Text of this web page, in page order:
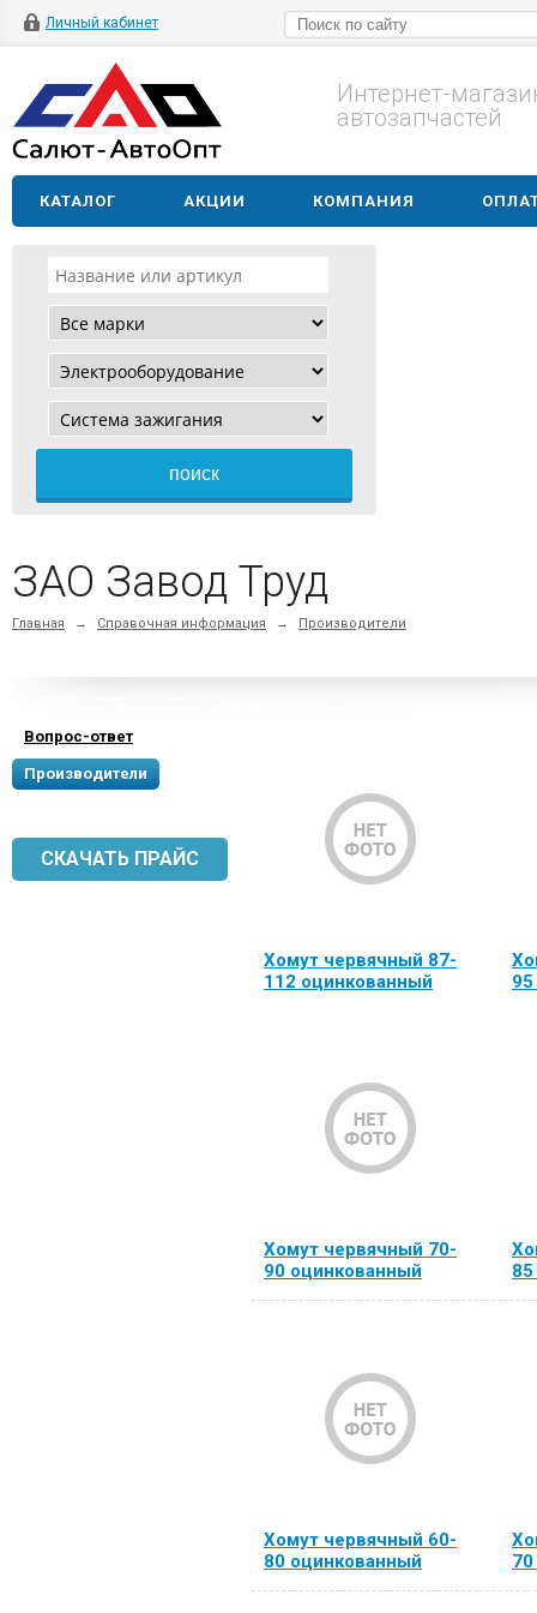
Личный кабинет
Интернет-
автозапчастей
КАТАЛОГ АКЦИИ КОМПАНИЯ
ЗАО Завод Труд
Главная → Справочная информация → Производители
Вопрос-ответ
Производители
СКАЧАТЬ ПРАЙС
Хомут червячный 87-
112 оцинкованный
Хомут червячный 70-
90 оцинкованный
Хомут червячный 60-
80 оцинкованный